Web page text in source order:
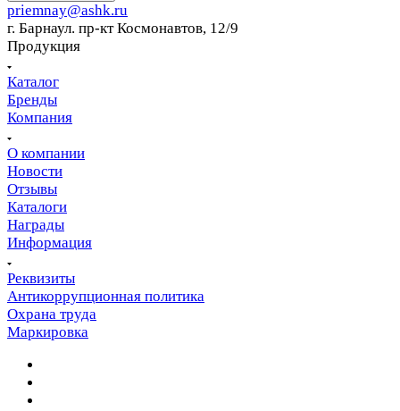
priemnay@ashk.ru
г. Барнаул. пр-кт Космонавтов, 12/9
Продукция
Каталог
Бренды
Компания
О компании
Новости
Отзывы
Каталоги
Награды
Информация
Реквизиты
Антикоррупционная политика
Охрана труда
Маркировка